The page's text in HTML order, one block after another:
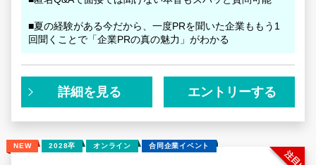
■夏の経験がある今だから、一度PRを聞いた企業ももう1
回聞くことで「企業PRの真の魅力」がわかる
詳細を見る エントリーする
NEW 2028卒 オンライン 合同企業イベント